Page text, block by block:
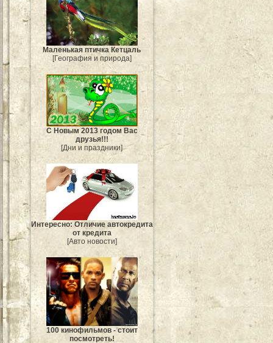
Маленькая птичка Кетцаль
[География и природа]
С Новым 2013 годом Вас
друзья!!!
[Дни и праздники]
Интересно: Отличие автокредита
от кредита
[Авто новости]
100 кинофильмов - стоит
посмотреть!